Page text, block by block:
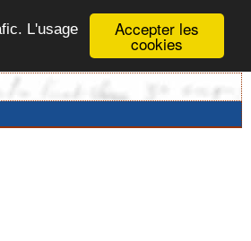
Accepter les
cookies
L'usage